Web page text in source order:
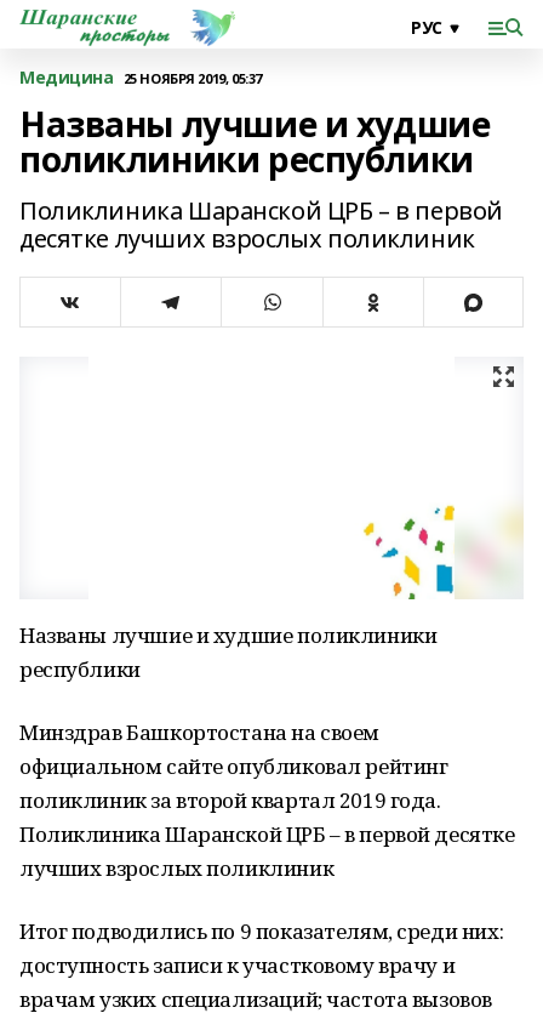
Медицина 25 НОЯБРЯ 2019, 05:37
Названы лучшие и худшие
поликлиники республики
Поликлиника Шаранской ЦРБ – в первой
десятке лучших взрослых поликлиник
Названы лучшие и худшие поликлиники
республики
Минздрав Башкортостана на своем
официальном сайте опубликовал рейтинг
поликлиник за второй квартал 2019 года.
Поликлиника Шаранской ЦРБ – в первой десятке
лучших взрослых поликлиник
Итог подводились по 9 показателям, среди них:
доступность записи к участковому врачу и
врачам узких специализаций; частота вызовов